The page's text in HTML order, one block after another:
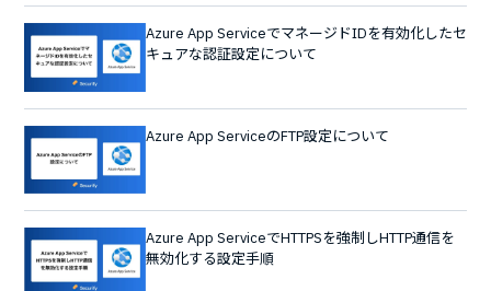
Azure App ServiceでマネージドIDを有効化したセ
キュアな認証設定について
Azure App ServiceのFTP設定について
Azure App ServiceでHTTPSを強制しHTTP通信を
無効化する設定手順